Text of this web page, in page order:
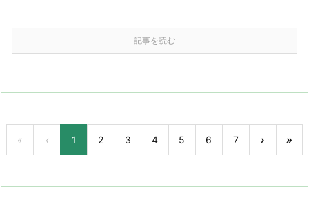
記事を読む
« ‹ 1 2 3 4 5 6 7 › »